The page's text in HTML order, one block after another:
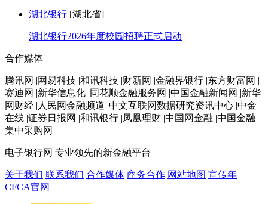
湖北银行 [湖北省]
湖北银行2026年度校园招聘正式启动
合作媒体
腾讯网 |网易科技 |和讯科技 |财新网 |金融界银行 |东方财富网 |
赛迪网 |新华信息化 |同花顺金融服务网 |中国金融新闻网 |新华
网财经 |人民网金融频道 |中文互联网数据研究资讯中心 |中金
在线 |证券日报网 |和讯银行 |凤凰理财 |中国网金融 |中国金融
集中采购网
电子银行网 专业领先的新金融平台
关于我们 联系我们 合作媒体 商务合作 网站地图 宣传年
CFCA官网